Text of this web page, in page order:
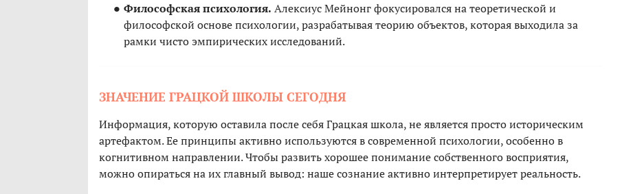
Философская психология. Алексиус Мейнонг фокусировался на теоретической и
философской основе психологии, разрабатывая теорию объектов, которая выходила за
рамки чисто эмпирических исследований.
ЗНАЧЕНИЕ ГРАЦКОЙ ШКОЛЫ СЕГОДНЯ
Информация, которую оставила после себя Грацкая школа, не является просто историческим
артефактом. Ее принципы активно используются в современной психологии, особенно в
когнитивном направлении. Чтобы развить хорошее понимание собственного восприятия,
можно опираться на их главный вывод: наше сознание активно интерпретирует реальность.